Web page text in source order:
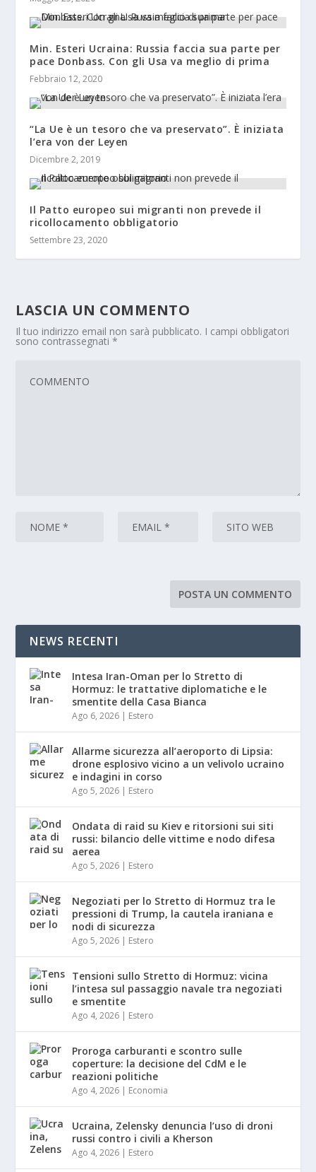
Min. Esteri Ucraina: Russia faccia sua parte per
pace Donbass. Con gli Usa va meglio di prima
Febbraio 12, 2020
“La Ue è un tesoro che va preservato”. È iniziata
l’era von der Leyen
Dicembre 2, 2019
Il Patto europeo sui migranti non prevede il
ricollocamento obbligatorio
Settembre 23, 2020
LASCIA UN COMMENTO
Il tuo indirizzo email non sarà pubblicato. I campi obbligatori
sono contrassegnati*
NEWS RECENTI
Intesa Iran-Oman per lo Stretto di
Hormuz: le trattative diplomatiche e le
smentite della Casa Bianca
Ago 6, 2026 | Estero
Allarme sicurezza all’aeroporto di Lipsia:
drone esplosivo vicino a un velivolo ucraino
e indagini in corso
Ago 5, 2026 | Estero
Ondata di raid su Kiev e ritorsioni sui siti
russi: bilancio delle vittime e nodo difesa
aerea
Ago 5, 2026 | Estero
Negoziati per lo Stretto di Hormuz tra le
pressioni di Trump, la cautela iraniana e
nodi di sicurezza
Ago 5, 2026 | Estero
Tensioni sullo Stretto di Hormuz: vicina
l’intesa sul passaggio navale tra negoziati
e smentite
Ago 4, 2026 | Estero
Proroga carburanti e scontro sulle
coperture: la decisione del CdM e le
reazioni politiche
Ago 4, 2026 | Economia
Ucraina, Zelensky denuncia l’uso di droni
russi contro i civili a Kherson
Ago 4, 2026 | Estero